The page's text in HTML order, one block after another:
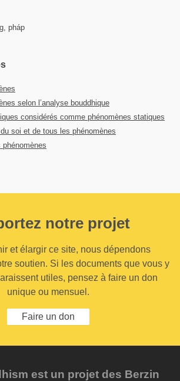
pháp
selon l’analyse bouddhique
considérés comme phénomènes statiques
soi et de tous les phénomènes
notre projet
et élargir ce site, nous dépendons
soutien. Si les documents que vous y
utiles, pensez à faire un don
unique ou mensuel.
Faire un don
est un projet des Berzin